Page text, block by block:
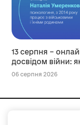
13 серпня –
досвідом війни:
06 серпня 2026